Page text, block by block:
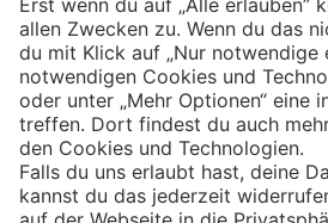
Eishockey
Impressum